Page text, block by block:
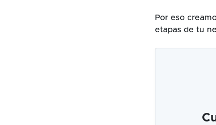
Por eso
etapas de tu